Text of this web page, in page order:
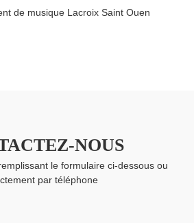
de musique Lacroix Saint Ouen
NOUS
le formulaire ci-dessous ou
par téléphone